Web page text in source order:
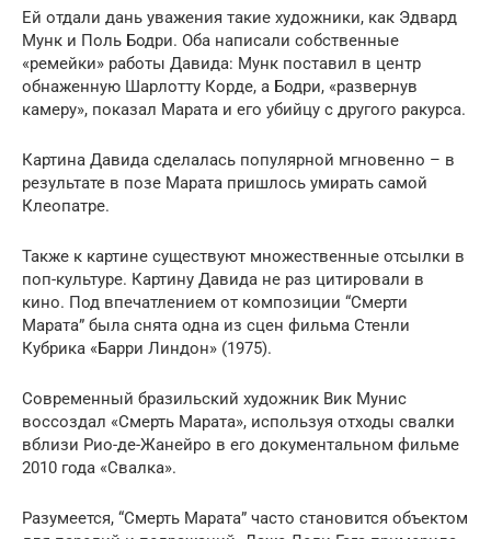
Ей отдали дань уважения такие художники, как Эдвард
Мунк и Поль Бодри. Оба написали собственные
«ремейки» работы Давида: Мунк поставил в центр
обнаженную Шарлотту Корде, а Бодри, «развернув
камеру», показал Марата и его убийцу с другого ракурса.
Картина Давида сделалась популярной мгновенно – в
результате в позе Марата пришлось умирать самой
Клеопатре.
Также к картине существуют множественные отсылки в
поп-культуре. Картину Давида не раз цитировали в
кино. Под впечатлением от композиции “Смерти
Марата” была снята одна из сцен фильма Стенли
Кубрика «Барри Линдон» (1975).
Современный бразильский художник Вик Мунис
воссоздал «Смерть Марата», используя отходы свалки
вблизи Рио-де-Жанейро в его документальном фильме
2010 года «Свалка».
Разумеется, “Смерть Марата” часто становится объектом